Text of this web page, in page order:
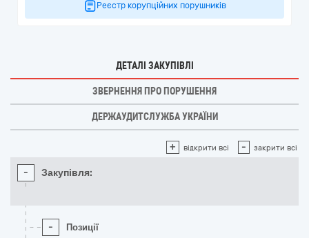
Реєстр корупційних порушників
ДЕТАЛІ ЗАКУПІВЛІ
ЗВЕРНЕННЯ ПРО ПОРУШЕННЯ
ДЕРЖАУДИТСЛУЖБА УКРАЇНИ
+ відкрити всі - закрити всі
- Закупівля:
- Позиції